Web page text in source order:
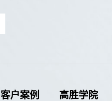
客户案例 高胜学院